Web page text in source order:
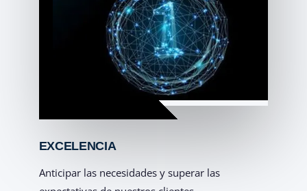
EXCELENCIA
Anticipar las necesidades y superar las